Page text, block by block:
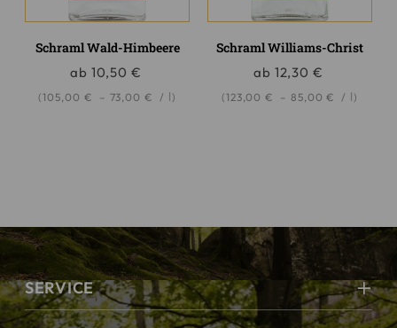
Schraml Wald-Himbeere
ab 10,50€
(105,00 € – 73,00 € / l )
Schraml Williams-Christ
ab 12,30€
(123,00€ – 85,00€ / l )
SERVICE